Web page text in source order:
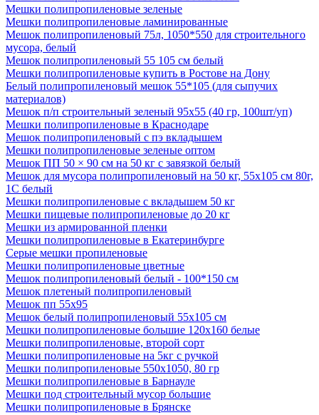
Мешки полипропиленовые зеленые
Мешки полипропиленовые ламинированные
Мешок полипропиленовый 75л, 1050*550 для строительного
мусора, белый
Мешок полипропиленовый 55 105 см белый
Мешки полипропиленовые купить в Ростове на Дону
Белый полипропиленовый мешок 55*105 (для сыпучих
материалов)
Мешок п/п строительный зеленый 95х55 (40 гр, 100шт/уп)
Мешки полипропиленовые в Краснодаре
Мешок полипропиленовый с пэ вкладышем
Мешки полипропиленовые зеленые оптом
Мешок ПП 50 × 90 см на 50 кг с завязкой белый
Мешок для мусора полипропиленовый на 50 кг, 55х105 см 80г,
1С белый
Мешки полипропиленовые с вкладышем 50 кг
Мешки пищевые полипропиленовые до 20 кг
Мешки из армированной пленки
Мешки полипропиленовые в Екатеринбурге
Серые мешки пропиленовые
Мешки полипропиленовые цветные
Мешок полипропиленовый белый - 100*150 см
Мешок плетеный полипропиленовый
Мешок пп 55х95
Мешок белый полипропиленовый 55x105 см
Мешки полипропиленовые большие 120х160 белые
Мешки полипропиленовые, второй сорт
Мешки полипропиленовые на 5кг с ручкой
Мешки полипропиленовые 550х1050, 80 гр
Мешки полипропиленовые в Барнауле
Мешки под строительный мусор большие
Мешки полипропиленовые в Брянске